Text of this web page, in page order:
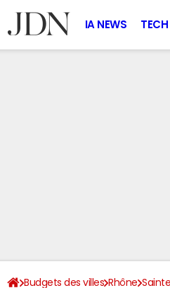
IA NEWS TECH
Budgets des villes Rhône